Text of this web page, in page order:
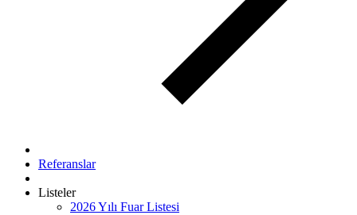
Referanslar
Listeler
2026 Yılı Fuar Listesi